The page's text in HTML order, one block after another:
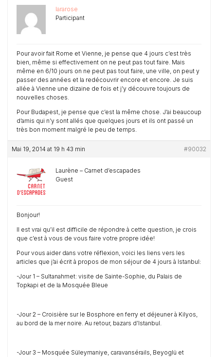
lararose
Participant
Pour avoir fait Rome et Vienne, je pense que 4 jours c’est très
bien, même si effectivement on ne peut pas tout faire. Mais
même en 6/10 jours on ne peut pas tout faire, une ville, on peut y
passer des années et la redécouvrir encore et encore. Je suis
allée à Vienne une dizaine de fois et j’y découvre toujours de
nouvelles choses.
Pour Budapest, je pense que c’est la même chose. J’ai beaucoup
d’amis qui n’y sont allés que quelques jours et ils ont passé un
très bon moment malgré le peu de temps.
Mai 19, 2014 at 19 h 43 min #90032
Laurène – Carnet d’escapades
Guest
Bonjour!
Il est vrai qu’il est difficile de répondre à cette question, je crois
que c’est à vous de vous faire votre propre idée!
Pour vous aider dans votre réflexion, voici les liens vers les
articles que j’ai écrit à propos de mon séjour de 4 jours à Istanbul:
-Jour 1 – Sultanahmet: visite de Sainte-Sophie, du Palais de
Topkapi et de la Mosquée Bleue
-Jour 2 – Croisière sur le Bosphore en ferry et déjeuner à Kilyos,
au bord de la mer noire. Au retour, bazars d’Istanbul.
-Jour 3 – Mosquée Süleymaniye, caravansérails, Beyoglü et